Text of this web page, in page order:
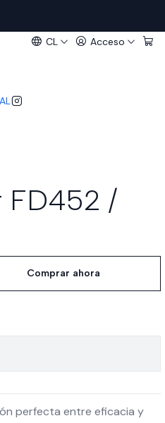
CL Acceso
FD452 /
Comprar ahora
perfecta entre eficacia y